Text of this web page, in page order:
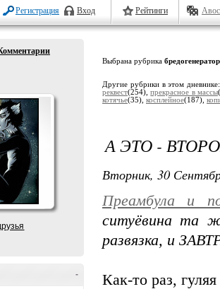
Регистрация Вход Рейтинги
-
Выбрана рубрика бредогенератор
Другие рубрики в этом
реквест(254),прекрасное в массы
котячье(35), косплейное(187),
А ЭТО -
Вторник, 30
Преамбула и
ситуёвина та
развязка, и
Как-то раз,